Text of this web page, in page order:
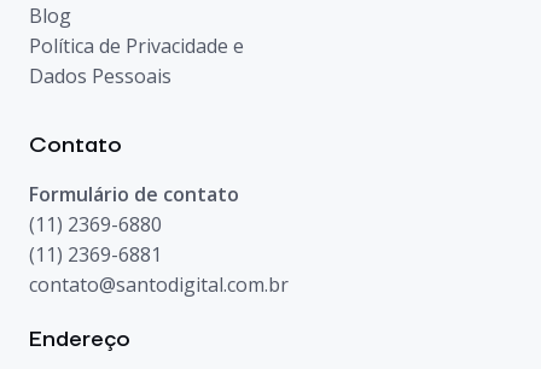
Blog
Política de Privacidade e
Dados Pessoais
Contato
Formulário de contato
(11) 2369-6880
(11) 2369-6881
contato@santodigital.com.br
Endereço